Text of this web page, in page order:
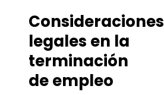
Consideraciones
legales en la
terminación
de empleo